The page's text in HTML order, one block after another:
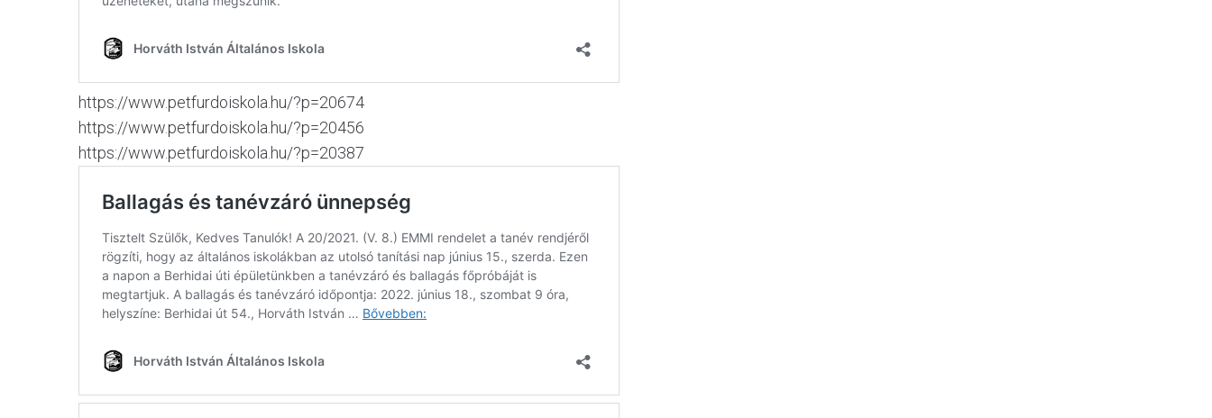
https://www.petfurdoiskola.hu/?p=20674
https://www.petfurdoiskola.hu/?p=20456
https://www.petfurdoiskola.hu/?p=20387